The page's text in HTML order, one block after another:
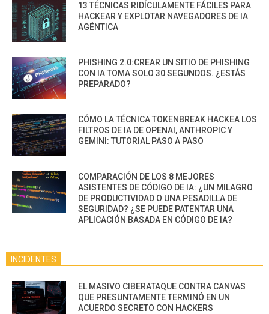
13 TÉCNICAS RIDÍCULAMENTE FÁCILES PARA
HACKEAR Y EXPLOTAR NAVEGADORES DE IA
AGÉNTICA
PHISHING 2.0:CREAR UN SITIO DE PHISHING
CON IA TOMA SOLO 30 SEGUNDOS. ¿ESTÁS
PREPARADO?
CÓMO LA TÉCNICA TOKENBREAK HACKEA LOS
FILTROS DE IA DE OPENAI, ANTHROPIC Y
GEMINI: TUTORIAL PASO A PASO
COMPARACIÓN DE LOS 8 MEJORES
ASISTENTES DE CÓDIGO DE IA: ¿UN MILAGRO
DE PRODUCTIVIDAD O UNA PESADILLA DE
SEGURIDAD? ¿SE PUEDE PATENTAR UNA
APLICACIÓN BASADA EN CÓDIGO DE IA?
INCIDENTES
EL MASIVO CIBERATAQUE CONTRA CANVAS
QUE PRESUNTAMENTE TERMINÓ EN UN
ACUERDO SECRETO CON HACKERS